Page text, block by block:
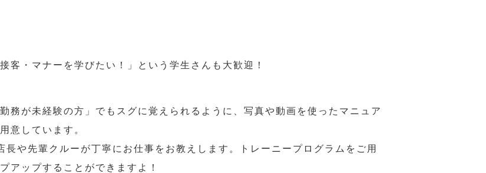
客・マナーを学びたい！」という学生さんも大歓迎！
務が未経験の方」でもスグに覚えられるように、写真や動画を使ったマニュア
意しています。
や先輩クルーが丁寧にお仕事をお教えします。トレーニープログラムをご用
アップすることができますよ！